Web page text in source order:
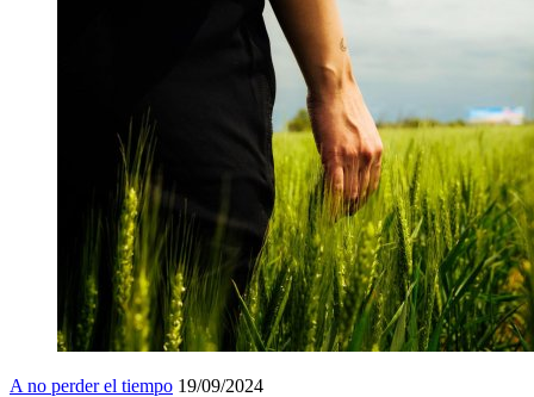
A no perder el tiempo 19/09/2024